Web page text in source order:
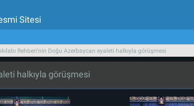
Sitesi
Rehberi'nin Doğu Azerbaycan eyaleti halkıyla görüşmesi
halkıyla görüşmesi